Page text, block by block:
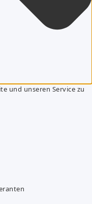
und unseren Service zu